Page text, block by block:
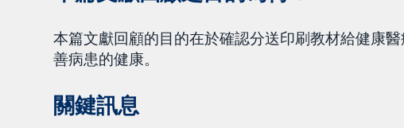
本篇文獻回顧的目的在於確認分送印刷教材給健康
善病患的健康。
關鍵訊息